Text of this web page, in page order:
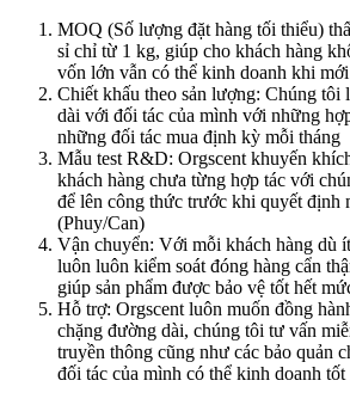
MOQ (Số lượng đặt hàng tối thiểu)
sỉ chỉ từ 1 kg, giúp cho khách hàng
vốn lớn vẫn có thể kinh doanh khi mới
Chiết khấu theo sản lượng: Chúng tôi
dài với đối tác của mình với những
những đối tác mua định kỳ mỗi tháng
Mẫu test R&D: Orgscent khuyến
khách hàng chưa từng hợp tác với
để lên công thức trước khi quyết định
(Phuy/Can)
Vận chuyển: Với mỗi khách hàng dù
luôn luôn kiểm soát đóng hàng cẩn
giúp sản phẩm được bảo vệ tốt hết
Hỗ trợ: Orgscent luôn muốn đồng
chặng đường dài, chúng tôi tư vấn
truyền thông cũng như các bảo quản
đối tác của mình có thể kinh doanh tốt